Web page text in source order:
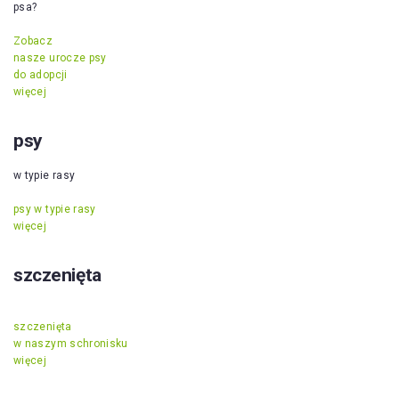
psa?
Zobacz
nasze urocze psy
do adopcji
więcej
psy
w typie rasy
psy w typie rasy
więcej
szczenięta
szczenięta
w naszym schronisku
więcej